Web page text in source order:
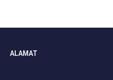
ALAMAT